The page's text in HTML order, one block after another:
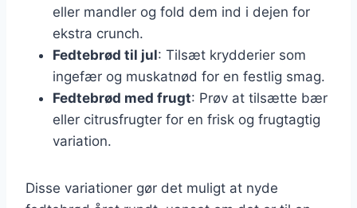
eller mandler og fold dem ind i dejen for
ekstra crunch.
Fedtebrød til jul: Tilsæt krydderier som
ingefær og muskatnød for en festlig smag.
Fedtebrød med frugt: Prøv at tilsætte bær
eller citrusfrugter for en frisk og frugtagtig
variation.
Disse variationer gør det muligt at nyde